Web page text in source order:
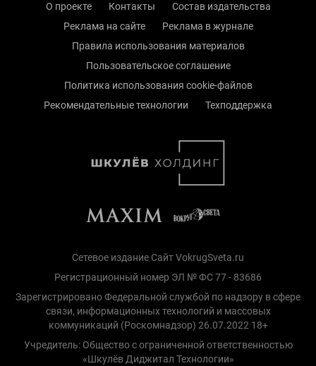
О проекте Контакты
Состав издательства
Реклама на сайте
Реклама в журнале
Правила использования материалов
Пользовательское соглашение
Политика использования cookie-файлов
Рекомендательные технологии
Техподдержка
Сетевое издание Сайт VokrugSveta.ru
Регистрационный номер ЭЛ № ФС 77 - 83686
Зарегистрировано Федеральной службой по надзору в сфере
связи, информационных технологий и массовых
коммуникаций (Роскомнадзор) 26.07.2022 18+
Учредитель: Общество с ограниченной ответственностью
«Шкулёв Диджитал Технологии»